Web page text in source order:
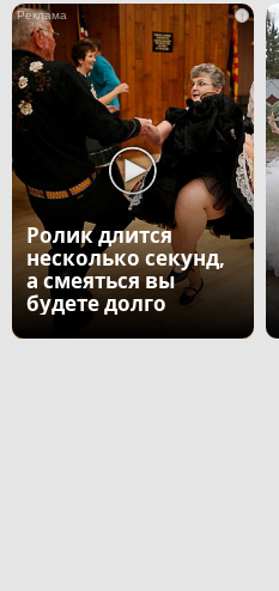
i
Ролик длится
несколько секунд,
а смеяться вы
будете долго